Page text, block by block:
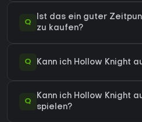
Q
Ist das ein guter
zu kaufen?
Q Kann ich Hollow Knight
Q
Kann ich Hollow Knight
spielen?